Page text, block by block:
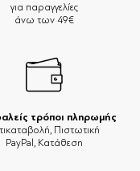
για παραγγελίες
άνω των 49€
τρόποι πληρωμής
Πιστωτική
PayPal, Κατάθεση